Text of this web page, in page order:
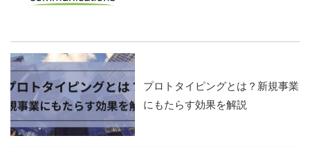
プロトタイピングとは？新規事業
にもたらす効果を解説